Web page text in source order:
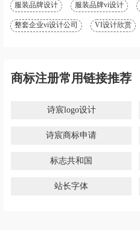
服装品牌设计 服装品牌vi设计
整套企业vi设计公司 VI设计欣赏
商标注册常用链接推荐
诗宸logo设计
诗宸商标申请
标志共和国
站长字体